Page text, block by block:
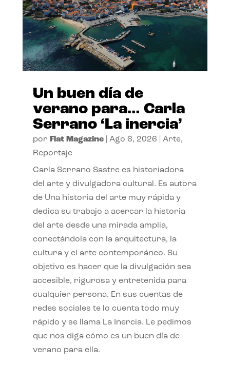
Un buen día de
verano para… Carla
Serrano ‘La inercia’
por Flat Magazine| Ago 6, 2026 Arte,
Reportaje
Carla Serrano Sastre es historiadora
del arte y divulgadora cultural. Es autora
de Una historia del arte muy rápida y
dedica su trabajo a acercar la historia
del arte desde una mirada amplia,
conectándola con la arquitectura, la
cultura y el arte contemporáneo. Su
objetivo es hacer que la divulgación sea
accesible, rigurosa y entretenida para
cualquier persona. En sus cuentas de
redes sociales te lo cuenta todo muy
rápido y se llama La Inercia. Le pedimos
que nos diga cómo es un buen día de
verano para ella.